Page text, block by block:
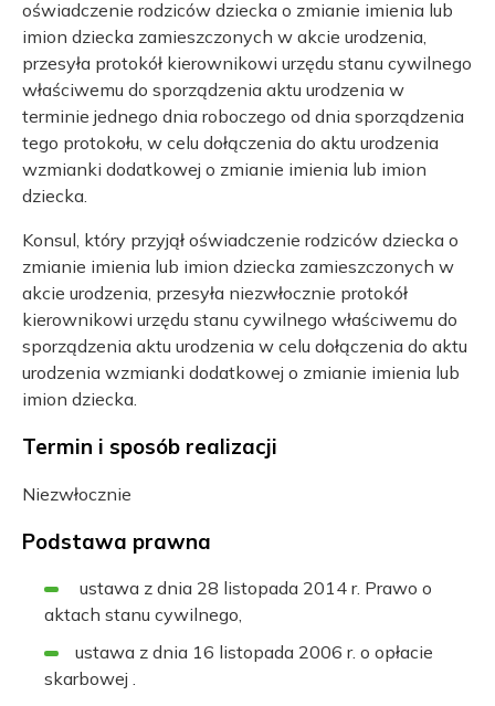
oświadczenie rodziców dziecka o zmianie imienia lub
imion dziecka zamieszczonych w akcie urodzenia,
przesyła protokół kierownikowi urzędu stanu cywilnego
właściwemu do sporządzenia aktu urodzenia w
terminie jednego dnia roboczego od dnia sporządzenia
tego protokołu, w celu dołączenia do aktu urodzenia
wzmianki dodatkowej o zmianie imienia lub imion
dziecka.
Konsul, który przyjął oświadczenie rodziców dziecka o
zmianie imienia lub imion dziecka zamieszczonych w
akcie urodzenia, przesyła niezwłocznie protokół
kierownikowi urzędu stanu cywilnego właściwemu do
sporządzenia aktu urodzenia w celu dołączenia do aktu
urodzenia wzmianki dodatkowej o zmianie imienia lub
imion dziecka.
Termin i sposób realizacji
Niezwłocznie
Podstawa prawna
ustawa z dnia 28 listopada 2014 r. Prawo o
aktach stanu cywilnego,
ustawa z dnia 16 listopada 2006 r. o opłacie
skarbowej .